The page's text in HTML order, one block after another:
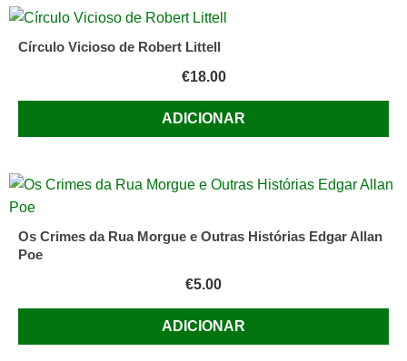
Círculo Vicioso de Robert Littell
€18.00
ADICIONAR
Os Crimes da Rua Morgue e Outras Histórias Edgar Allan
Poe
€5.00
ADICIONAR